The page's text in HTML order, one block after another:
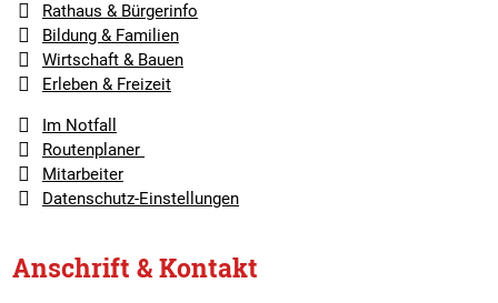
Rathaus & Bürgerinfo
Bildung & Familien
Wirtschaft & Bauen
Erleben & Freizeit
Im Notfall
Routenplaner
Mitarbeiter
Datenschutz-Einstellungen
Anschrift & Kontakt